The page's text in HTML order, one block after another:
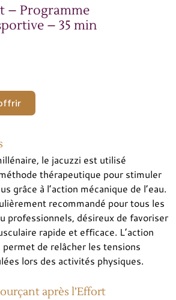
– Programme
– 35 min
le jacuzzi est utilisé
thérapeutique pour stimuler
grâce à l’action mécanique de l’eau.
recommandé pour tous les
professionnels, désireux de favoriser
rapide et efficace. L’action
permet de relâcher les tensions
lors des activités physiques.
après l’Effort